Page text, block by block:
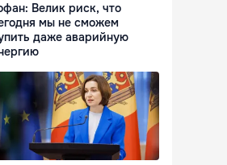
Велик риск, что
мы не сможем
даже аварийную